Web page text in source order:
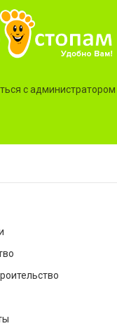
с администратором